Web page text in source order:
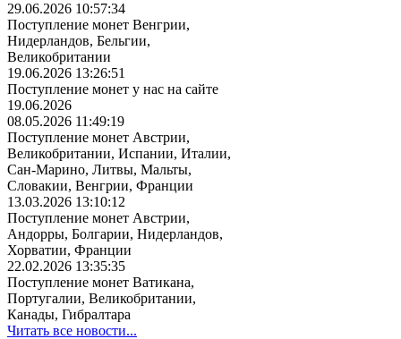
29.06.2026 10:57:34
Поступление монет Венгрии,
Нидерландов, Бельгии,
Великобритании
19.06.2026 13:26:51
Поступление монет у нас на сайте
19.06.2026
08.05.2026 11:49:19
Поступление монет Австрии,
Великобритании, Испании, Италии,
Сан-Марино, Литвы, Мальты,
Словакии, Венгрии, Франции
13.03.2026 13:10:12
Поступление монет Австрии,
Андорры, Болгарии, Нидерландов,
Хорватии, Франции
22.02.2026 13:35:35
Поступление монет Ватикана,
Португалии, Великобритании,
Канады, Гибралтара
Читать все новости...